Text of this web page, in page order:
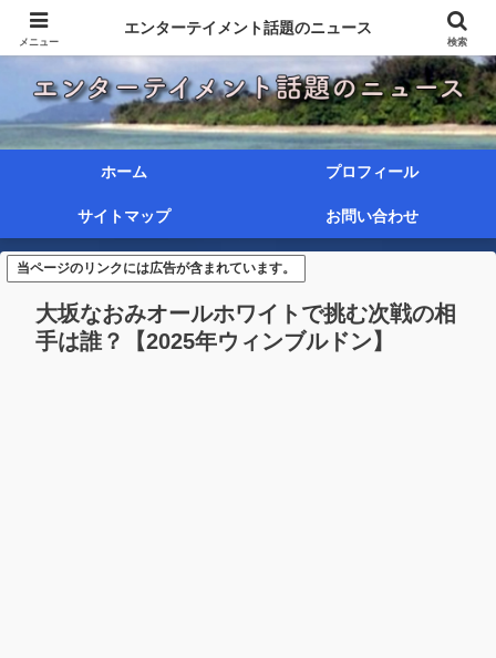
ホーム プロフィール
サイトマップ お問い合わせ
当ページのリンクには広告が含まれています。
大坂なおみオールホワイトで挑む次戦の相
手は誰？【2025年ウィンブルドン】
メニュー
エンターテイメント話題のニュース
検索